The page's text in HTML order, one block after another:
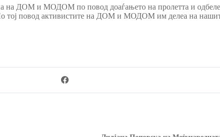
на ДОМ и МОДОМ по повод доаѓањето на пролетта и
тој повод активистите на ДОМ и МОДОМ им делеа на